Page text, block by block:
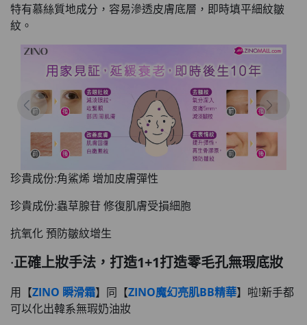
特有慕絲質地成分，容易滲透皮膚底層，即時填平細紋皺
紋。
珍貴成份:角鯊烯 增加皮膚彈性
珍貴成份:蟲草腺苷 修復肌膚受損細胞
抗氧化 預防皺紋增生
·正確上妝手法，打造1+1打造零毛孔無瑕底妝
用【ZINO 瞬滑霜】同【ZINO魔幻亮肌BB精華】啦!新手都
可以化出韓系無瑕奶油妝